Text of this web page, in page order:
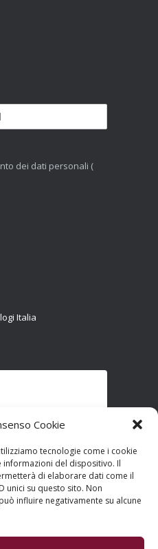
Cookie
tecnologie come i cookie
del dispositivo. Il
di elaborare dati come il
unici su questo sito. Non
influire negativamente su alcune
dei dati personali (
Italia